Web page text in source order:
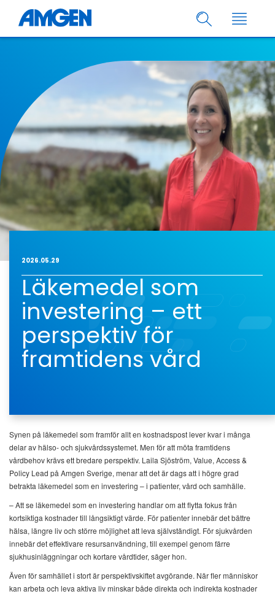
2026.05.29
Läkemedel som
investering – ett
perspektiv för
framtidens vård
Synen på läkemedel som framför allt en kostnadspost lever kvar i många
delar av hälso- och sjukvårdssystemet. Men för att möta framtidens
vårdbehov krävs ett bredare perspektiv. Laila Sjöström, Value, Access &
Policy Lead på Amgen Sverige, menar att det är dags att i högre grad
betrakta läkemedel som en investering – i patienter, vård och samhälle.
– Att se läkemedel som en investering handlar om att flytta fokus från
kortsiktiga kostnader till långsiktigt värde. För patienter innebär det bättre
hälsa, längre liv och större möjlighet att leva självständigt. För sjukvården
innebär det effektivare resursanvändning, till exempel genom färre
sjukhusinläggningar och kortare vårdtider, säger hon.
Även för samhället i stort är perspektivskiftet avgörande. När fler människor
kan arbeta och leva aktiva liv minskar både direkta och indirekta kostnader